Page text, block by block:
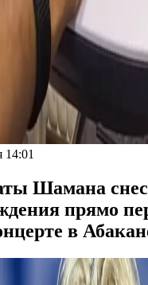
14:01
Шамана
прямо
в